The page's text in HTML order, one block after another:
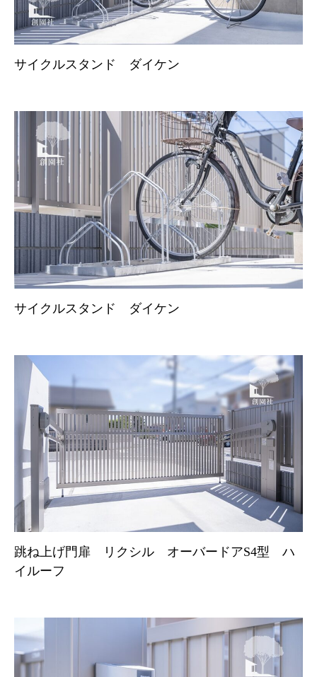
サイクルスタンド ダイケン
サイクルスタンド ダイケン
跳ね上げ門扉 リクシル オーバードアS4型 ハ
イルーフ